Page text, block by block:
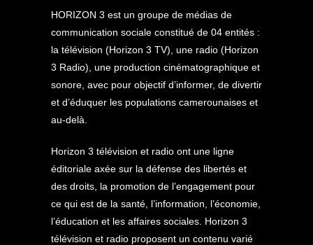
HORIZON 3 est un groupe de médias de
communication sociale constitué de 04 entités :
la télévision (Horizon 3 TV), une radio (Horizon
3 Radio), une production cinématographique et
sonore, avec pour objectif d’informer, de divertir
et d’éduquer les populations camerounaises et
au-delà.
Horizon 3 télévision et radio ont une ligne
éditoriale axée sur la défense des libertés et
des droits, la promotion de l’engagement pour
ce qui est de la santé, l’information, l’économie,
l’éducation et les affaires sociales. Horizon 3
télévision et radio proposent un contenu varié